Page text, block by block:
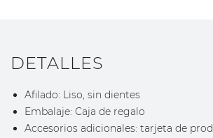
DETALLES
Afilado: Liso, sin dientes
Embalaje: Caja de regalo
Accesorios adicionales: tarjeta de